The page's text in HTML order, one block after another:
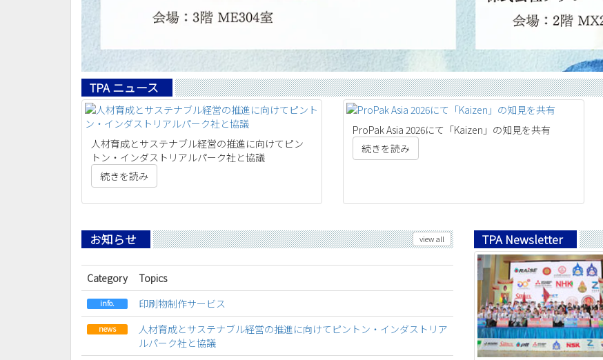
TPA ニュース
人材育成とサステナブル経営の推進に向けてピン
トン・インダストリアルパーク社と協議
続きを読み
ProPak Asia 2026にて「Kaizen」の知見を共有
続きを読み
お知らせ view all
Category Topics
info. 印刷物制作サービス
news
人材育成とサステナブル経営の推進に向けてピントン・インダストリア
ルパーク社と協議
TPA Newsletter